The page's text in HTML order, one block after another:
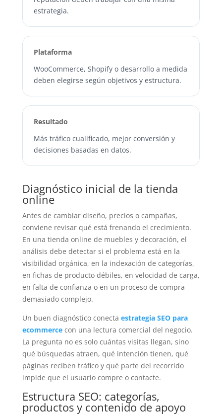
estrategia.
Plataforma
WooCommerce, Shopify o desarrollo a medida
deben elegirse según objetivos y estructura.
Resultado
Más tráfico cualificado, mejor conversión y
decisiones basadas en datos.
Diagnóstico inicial de la tienda
online
Antes de cambiar diseño, precios o campañas,
conviene revisar qué está frenando el crecimiento.
En una tienda online de muebles y decoración, el
análisis debe detectar si el problema está en la
visibilidad orgánica, en la indexación de categorías,
en fichas de producto débiles, en velocidad de carga,
en falta de confianza o en un proceso de compra
demasiado complejo.
Un buen diagnóstico conecta estrategia SEO para
ecommercecon una lectura comercial del negocio.
La pregunta no es solo cuántas visitas llegan, sino
qué búsquedas atraen, qué intención tienen, qué
páginas reciben tráfico y qué parte del recorrido
impide que el usuario compre o contacte.
Estructura SEO: categorías,
productos y contenido de apoyo